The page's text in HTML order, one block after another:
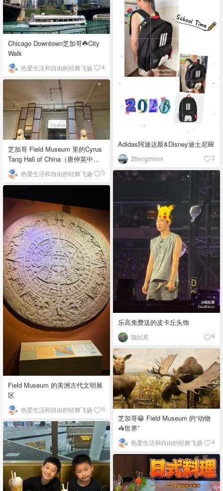
Chicago Downtown芝加哥☘️City
Walk
热爱生活和自由的轻舞飞扬 4
Adidas阿迪达斯&Disney迪士尼🎒
Zhengmmm 2
芝加哥 Field Museum 里的Cyrus
Tang Hall of China（唐仲英中国
馆） 热爱生活和自由的轻舞飞扬 5
乐高免费送的皮卡丘头饰
咖妃君 6
Field Museum 的美洲古代文明展
区
热爱生活和自由的轻舞飞扬 6
芝加哥😁 Field Museum 的“动物
🦓世界”
热爱生活和自由的轻舞飞扬 4